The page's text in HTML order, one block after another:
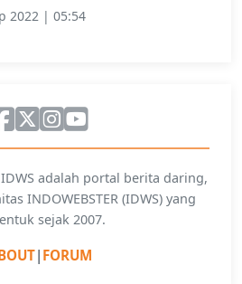
2022 | 05:54
adalah portal berita daring,
INDOWEBSTER (IDWS) yang
sejak 2007.
| FORUM